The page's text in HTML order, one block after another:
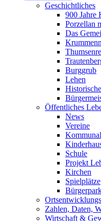
Geschichtliches
900 Jahre
Porzellan
Das
Burggrub
Lehen
Öffentliches
News
Vereine
Schule
Projekt
Kirchen
Spielplätze
Zahlen, Daten,
Wirtschaft &